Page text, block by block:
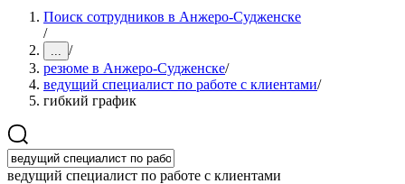
Поиск сотрудников в Анжеро-Судженске
/
... /
резюме в Анжеро-Судженске/
ведущий специалист по работе с клиентами/
гибкий график
ведущий специалист по работе с клиентами